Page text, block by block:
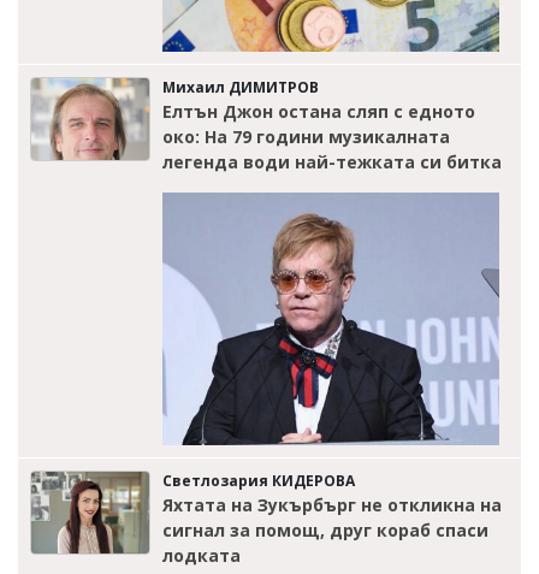
Михаил ДИМИТРОВ
Елтън Джон остана сляп с едното
око: На 79 години музикалната
легенда води най-тежката си битка
Светлозария КИДЕРОВА
Яхтата на Зукърбърг не откликна на
сигнал за помощ, друг кораб спаси
лодката